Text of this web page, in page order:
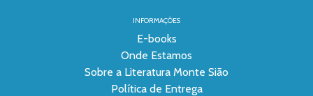
INFORMAÇÕES
E-books
Onde Estamos
Sobre a Literatura Monte Sião
Política de Entrega